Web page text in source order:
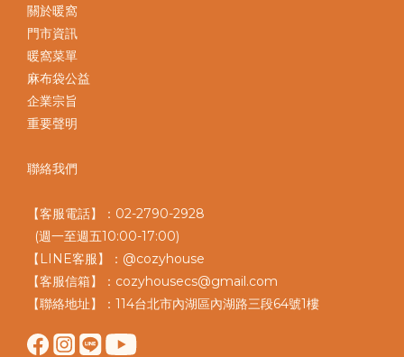
關於暖窩
門市資訊
暖窩菜單
麻布袋公益
企業宗旨
重要聲明
聯絡我們
【客服電話】：02-2790-2928
(週一至週五10:00-17:00)
【LINE客服】：@cozyhouse
【客服信箱】：cozyhousecs@gmail.com
【聯絡地址】：114台北市內湖區內湖路三段64號1樓